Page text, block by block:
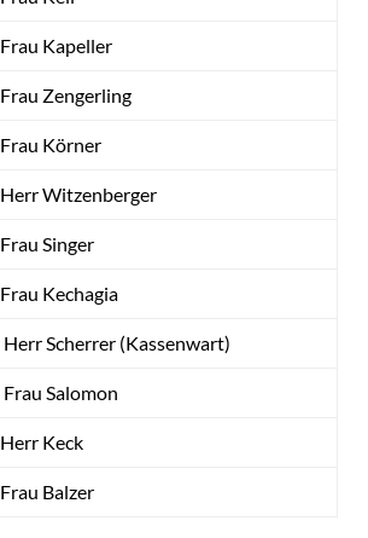
Frau Kapeller
Frau Zengerling
Frau Körner
Herr Witzenberger
Frau Singer
Frau Kechagia
Herr Scherrer (Kassenwart)
Frau Salomon
Herr Keck
Frau Balzer